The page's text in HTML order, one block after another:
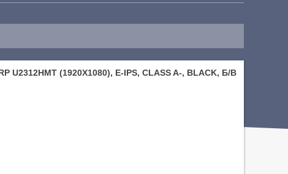
U2312HMT (1920X1080), E-IPS, CLASS A-, BLACK, Б/В